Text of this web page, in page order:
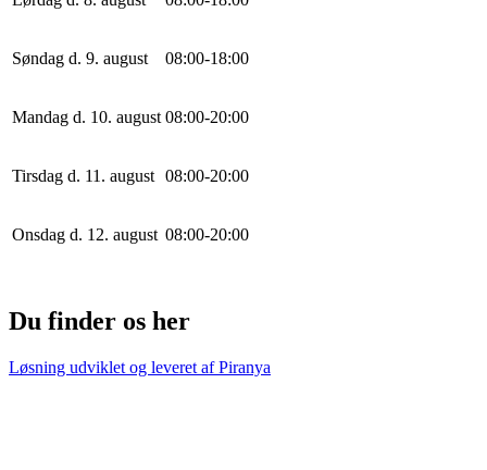
Søndag d. 9. august 08:00-18:00
Mandag d. 10. august 08:00-20:00
Tirsdag d. 11. august 08:00-20:00
Onsdag d. 12. august 08:00-20:00
Du finder os her
Løsning udviklet og leveret afPiranya